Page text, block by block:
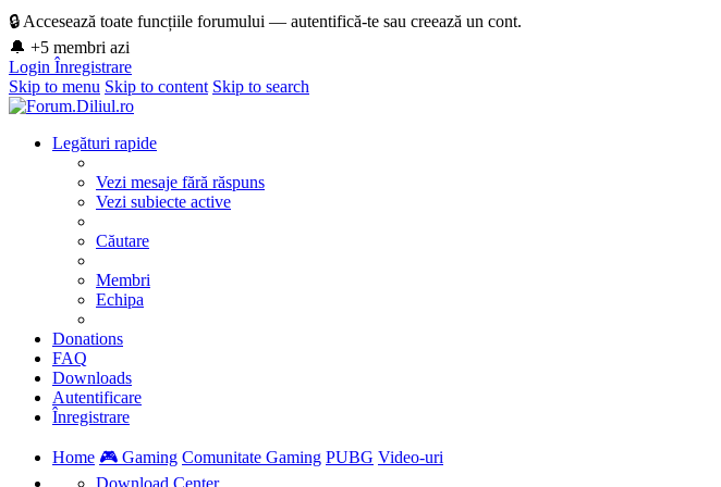
🔒 Accesează toate funcțiile forumului — autentifică-te sau creează un cont.
🔔 +5 membri azi
Login Înregistrare
Skip to menu Skip to content Skip to search
Legături rapide
Vezi mesaje fără răspuns
Vezi subiecte active
Căutare
Membri
Echipa
Donations
FAQ
Downloads
Autentificare
Înregistrare
Home 🎮 Gaming Comunitate Gaming PUBG Video-uri
Download Center